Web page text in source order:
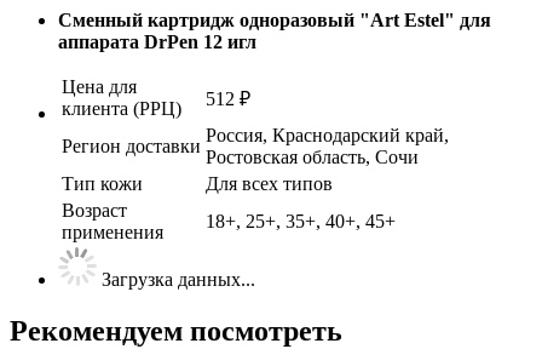
Сменный картридж одноразовый "Art Estel" для
аппарата DrPen 12 игл
Цена для
клиента (РРЦ)
512 ₽
Регион доставки
Россия, Краснодарский край,
Ростовская область, Сочи
Тип кожи
Для всех типов
Возраст
применения
18+, 25+, 35+, 40+, 45+
Загрузка данных...
Рекомендуем посмотреть